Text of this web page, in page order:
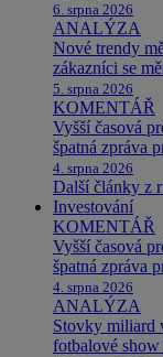
6. srpna 2026
ANALÝZA
Nové trendy
zákazníci se
5. srpna 2026
KOMENTÁŘ
Vyšší časová
špatná zpráva
4. srpna 2026
Další články z
Investování
KOMENTÁŘ
Vyšší časová
špatná zpráva
4. srpna 2026
ANALÝZA
Stovky miliard
fotbalové show